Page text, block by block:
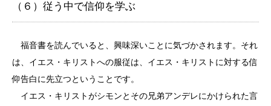
（６）従う中で信仰を学ぶ
福音書を読んでいると、興味深いことに気づかされます。それ
は、イエス・キリストへの服従は、イエス・キリストに対する信
仰告白に先立つということです。
イエス・キリストがシモンとその兄弟アンデレにかけられた言